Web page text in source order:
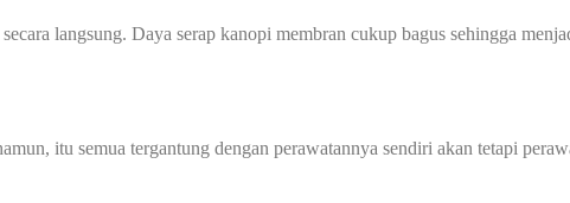
langsung. Daya serap kanopi membran cukup bagus sehingga
itu semua tergantung dengan perawatannya sendiri akan tetapi